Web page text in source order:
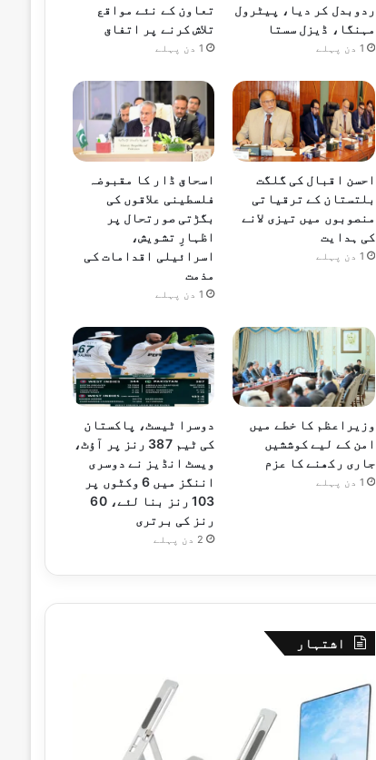
ردوبدل کر دیا، پیٹرول
مہنگا، ڈیزل سستا
1 دن پہلے
تعاون کے نئے مواقع
تلاش کرنے پر اتفاق
1 دن پہلے
احسن اقبال کی گلگت
بلتستان کے ترقیاتی
منصوبوں میں تیزی لانے
کی ہدایت
1 دن پہلے
اسحاق ڈار کا مقبوضہ
فلسطینی علاقوں کی
بگڑتی صورتحال پر
اظہارِ تشویش،
اسرائیلی اقدامات کی
مذمت
1 دن پہلے
وزیراعظم کا خطے میں
امن کے لیے کوششیں
جاری رکھنے کا عزم
1 دن پہلے
دوسرا ٹیسٹ، پاکستان
کی ٹیم 387 رنز پر آؤٹ،
ویسٹ انڈیز نے دوسری
اننگز میں 6 وکٹوں پر
103 رنز بنا لئے، 60
رنز کی برتری
2 دن پہلے
اشتہار